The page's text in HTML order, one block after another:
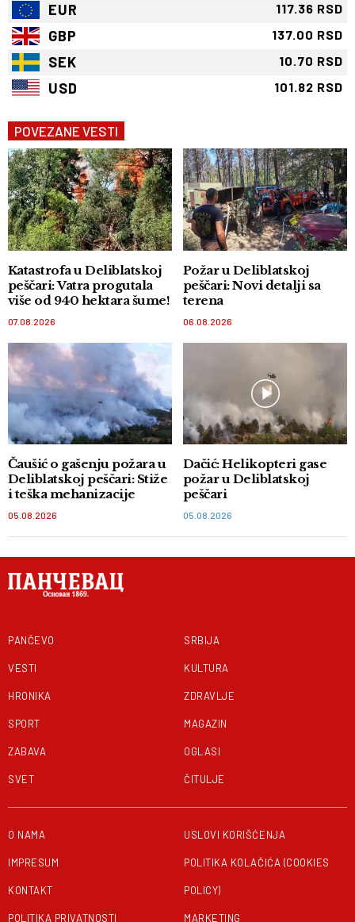
EUR 117.36 RSD
GBP 137.00 RSD
SEK 10.70 RSD
USD 101.82 RSD
POVEZANE VESTI
Katastrofa u Deliblatskoj
peščari: Vatra progutala
više od 940 hektara šume!
07.08.2026
Požar u Deliblatskoj
peščari: Novi detalji sa
terena
06.08.2026
Čaušić o gašenju požara u
Deliblatskoj peščari: Stiže
i teška mehanizacije
05.08.2026
Dačić: Helikopteri gase
požar u Deliblatskoj
peščari
05.08.2026
PANČEVO
VESTI
HRONIKA
SPORT
ZABAVA
SVET
SRBIJA
KULTURA
ZDRAVLJE
MAGAZIN
OGLASI
ČITULJE
O NAMA
IMPRESUM
KONTAKT
POLITIKA PRIVATNOSTI
USLOVI KORIŠĆENJA
POLITIKA KOLAČIĆA (COOKIES
POLICY)
MARKETING